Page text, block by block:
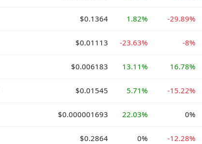
$0.1364 1.82% -29.89%
$0.01113 -23.63% -8%
$0.006183 13.11% 16.78%
$0.01545 5.71% -15.22%
$0.000001693 22.03% 0%
$0.2864 0% -12.28%